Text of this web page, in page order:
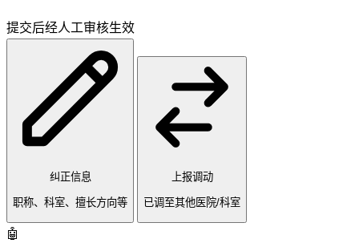
提交后经人工审核生效
纠正信息
职称、科室、擅长方向等
上报调动
已调至其他医院/科室
🤖